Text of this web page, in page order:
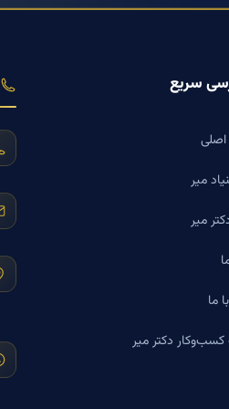
سریع
میر
میر
ما
کسب‌وکار دکتر میر